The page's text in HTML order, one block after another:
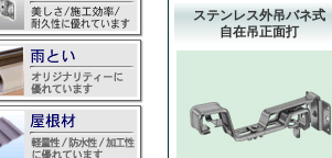
ステンレス外吊バネ式
自在吊正面打